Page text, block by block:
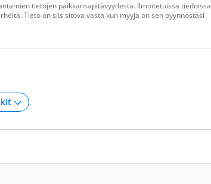
tietojen paikkansapitävyydestä. Ilmoitetuissa tiedoissa
Tieto on siis sitova vasta kun myyjä on sen pyynnöstäsi